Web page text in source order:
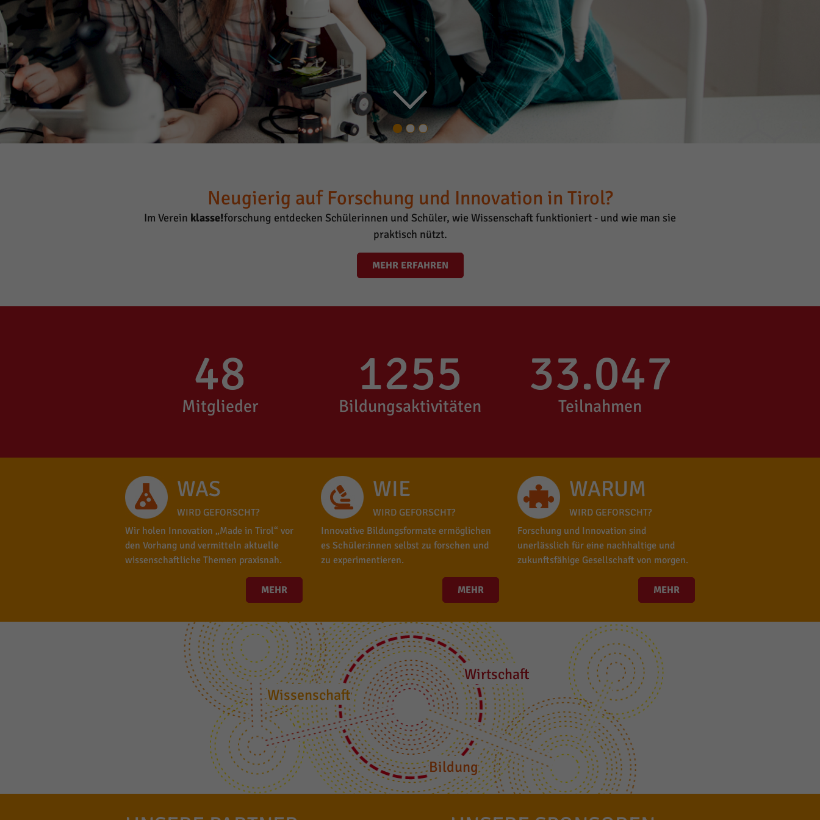
Neugierig auf Forschung und Innovation in Tirol?
Im Verein klasse!forschung entdecken Schülerinnen und Schüler, wie Wissenschaft funktioniert - und wie man sie
praktisch nützt.
MEHR ERFAHREN
48
Mitglieder
1255
Bildungsaktivitäten
33.047
Teilnahmen
WAS
WIRD GEFORSCHT?
Wir holen Innovation „Made in Tirol“ vor
den Vorhang und vermitteln aktuelle
wissenschaftliche Themen praxisnah.
MEHR
WIE
WIRD GEFORSCHT?
Innovative Bildungsformate ermöglichen
es Schüler:innen selbst zu forschen und
zu experimentieren.
MEHR
WARUM
WIRD GEFORSCHT?
Forschung und Innovation sind
unerlässlich für eine nachhaltige und
zukunftsfähige Gesellschaft von morgen.
MEHR
Wirtschaft
Wissenschaft
Bildung